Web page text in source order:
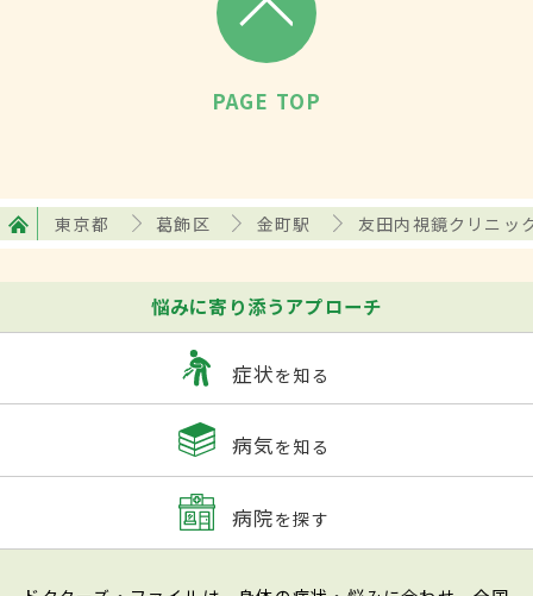
PAGE TOP
東京都 葛飾区 金町駅 友田内視鏡クリニッ
悩みに寄り添うアプローチ
症状を知る
病気を知る
病院を探す